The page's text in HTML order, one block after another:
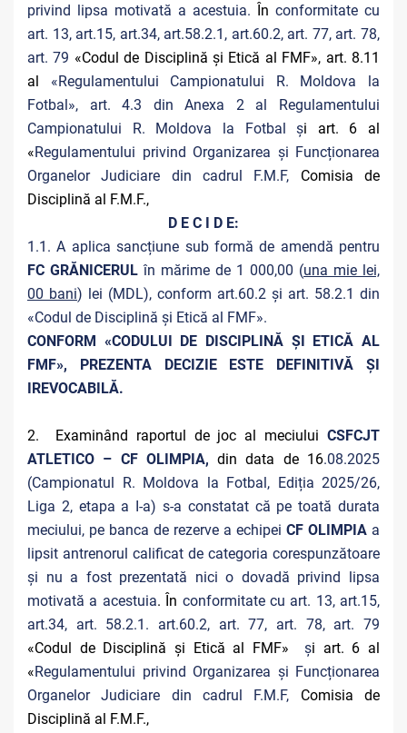
privind lipsa motivată a acestuia. În conformitate cu
art. 13, art.15, art.34, art.58.2.1, art.60.2, art. 77, art. 78,
art. 79 «Codul de Disciplină și Etică al FMF», art. 8.11
al «Regulamentului Campionatului R. Moldova la
Fotbal», art. 4.3 din Anexa 2 al Regulamentului
Campionatului R. Moldova la Fotbal și art. 6 al
«Regulamentului privind Organizarea și Funcționarea
Organelor Judiciare din cadrul F.M.F, Comisia de
Disciplină al F.M.F.,
D E C I D E:
1.1. A aplica sancțiune sub formă de amendă pentru
FC GRĂNICERUL în mărime de 1 000,00 (una mie lei,
00 bani) lei (MDL), conform art.60.2 și art. 58.2.1 din
«Codul de Disciplină și Etică al FMF».
CONFORM «CODULUI DE DISCIPLINĂ ȘI ETICĂ AL
FMF», PREZENTA DECIZIE ESTE DEFINITIVĂ ŞI
IREVOCABILĂ.
2. Examinând raportul de joc al meciului CSFCJT
ATLETICO – CF OLIMPIA, din data de 16.08.2025
(Campionatul R. Moldova la Fotbal, Ediția 2025/26,
Liga 2, etapa a I-a) s-a constatat că pe toată durata
meciului, pe banca de rezerve a echipei CF OLIMPIA a
lipsit antrenorul calificat de categoria corespunzătoare
și nu a fost prezentată nici o dovadă privind lipsa
motivată a acestuia. În conformitate cu art. 13, art.15,
art.34, art. 58.2.1. art.60.2, art. 77, art. 78, art. 79
«Codul de Disciplină și Etică al FMF»și art. 6 al
«Regulamentului privind Organizarea și Funcționarea
Organelor Judiciare din cadrul F.M.F, Comisia de
Disciplină al F.M.F.,